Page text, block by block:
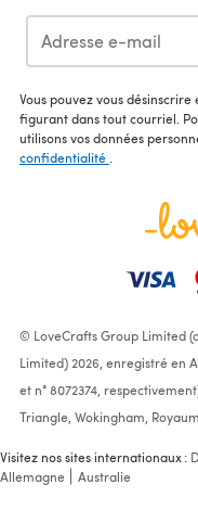
Vous pouvez vous
figurant dans tout courriel.
utilisons vos données
confidentialité
© LoveCrafts Group Limited
Limited) 2026, enregistré en
et n° 8072374,
Triangle, Wokingham,
Visitez nos sites internationaux :
Allemagne
Australie